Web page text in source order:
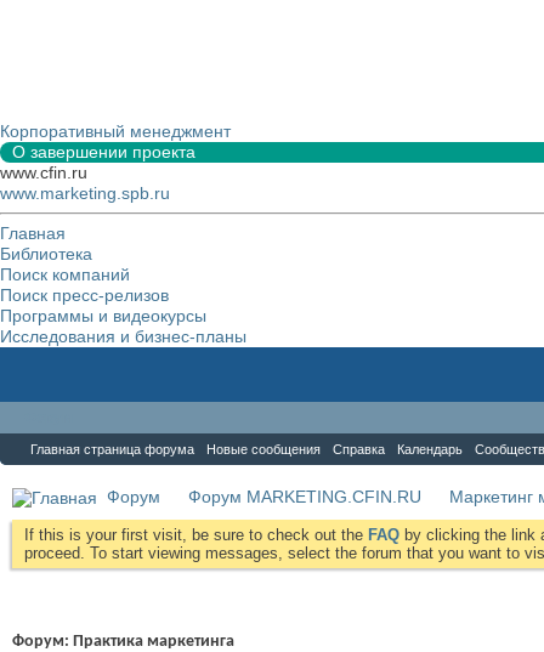
Корпоративный менеджмент
О завершении проекта
www.cfin.ru
www.marketing.spb.ru
Главная
Библиотека
Поиск компаний
Поиск пресс-релизов
Программы и видеокурсы
Исследования и бизнес-планы
Главная страница форума Новые сообщения Справка Календарь
Форум Форум MARKETING.CFIN.RU Маркетинг
If this is your first visit, be sure to check out the FAQ by clicking the link
proceed. To start viewing messages, select the forum that you want to
Форум: Практика маркетинга